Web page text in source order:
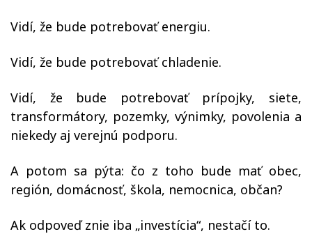
Vidí, že bude potrebovať energiu.
Vidí, že bude potrebovať chladenie.
Vidí, že bude potrebovať prípojky, siete,
transformátory, pozemky, výnimky, povolenia a
niekedy aj verejnú podporu.
A potom sa pýta: čo z toho bude mať obec,
región, domácnosť, škola, nemocnica, občan?
Ak odpoveď znie iba „investícia“, nestačí to.